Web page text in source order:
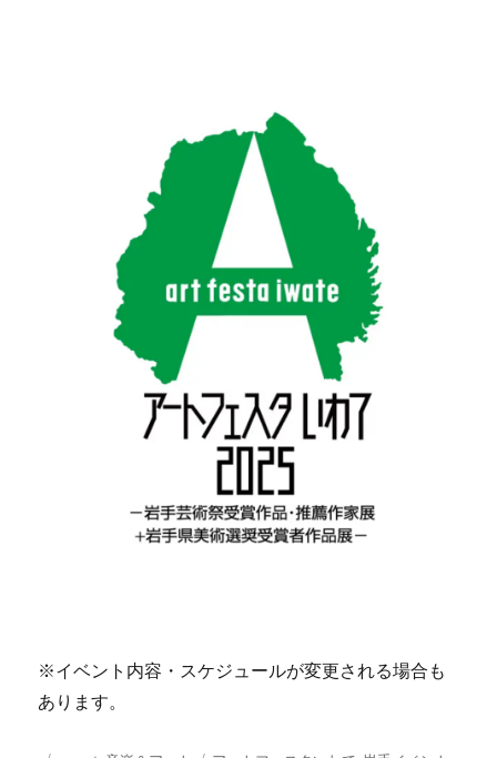
※イベント内容・スケジュールが変更される場合も
あります。